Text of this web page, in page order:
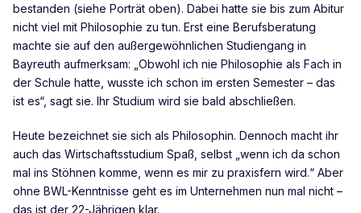
bestanden (siehe Porträt oben). Dabei hatte sie bis zum Abitur
nicht viel mit Philosophie zu tun. Erst eine Berufsberatung
machte sie auf den außergewöhnlichen Studiengang in
Bayreuth aufmerksam: „Obwohl ich nie Philosophie als Fach in
der Schule hatte, wusste ich schon im ersten Semester – das
ist es“, sagt sie. Ihr Studium wird sie bald abschließen.
Heute bezeichnet sie sich als Philosophin. Dennoch macht ihr
auch das Wirtschaftsstudium Spaß, selbst „wenn ich da schon
mal ins Stöhnen komme, wenn es mir zu praxisfern wird.“ Aber
ohne BWL-Kenntnisse geht es im Unternehmen nun mal nicht –
das ist der 22-Jährigen klar.